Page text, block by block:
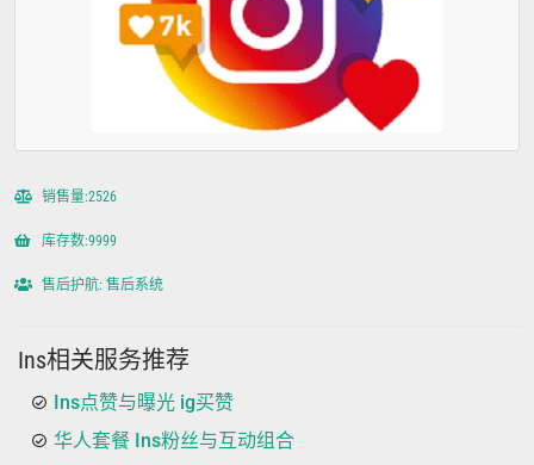
销售量:2526
库存数:9999
售后护航: 售后系统
Ins相关服务推荐
Ins点赞与曝光 ig买赞
华人套餐 Ins粉丝与互动组合